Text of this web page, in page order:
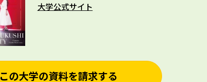
大学公式サイト
この大学の資料を請求する